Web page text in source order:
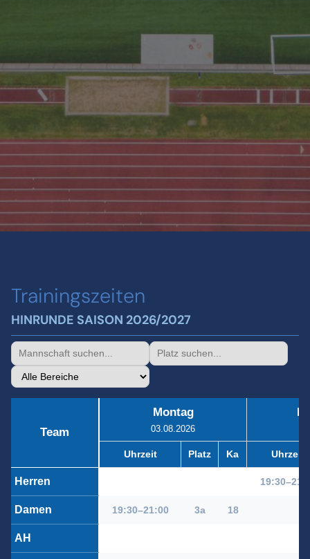
Trainingszeiten
HINRUNDE SAISON 2026/2027
Team
Montag
03.08.2026
Uhrzeit Platz Ka Uhrzeit
Herren
Damen 19:30–21:00 3a 18
AH